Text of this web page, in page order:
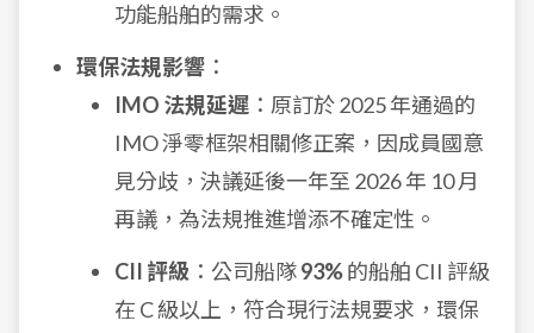
功能船舶的需求。
環保法規影響 ：
IMO 法規延遲 ：原訂於 2025 年通過的
IMO 淨零框架相關修正案，因成員國意
見分歧，決議延後一年至 2026 年 10 月
再議，為法規推進增添不確定性。
CII 評級 ：公司船隊93%的船舶 CII 評級
在 C 級以上，符合現行法規要求，環保